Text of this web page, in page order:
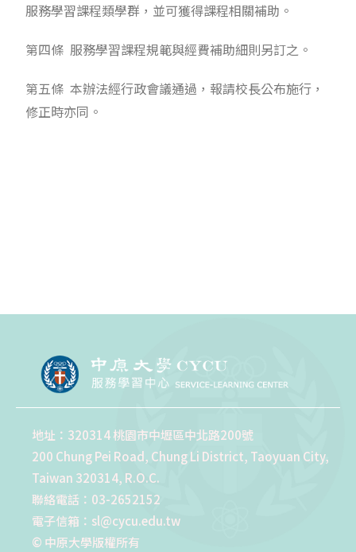
服務學習課程類學群，並可獲得課程相關補助。
第四條 服務學習課程規範與經費補助細則另訂之。
第五條 本辦法經行政會議通過，報請校長公布施行，
修正時亦同。
地址：320314 桃園市中壢區中北路200號
200 Chung Pei Road, Chung Li District, Taoyuan City,
Taiwan 320314, R.O.C.
聯絡電話：03-2652152
電子信箱：sl@cycu.edu.tw
© 中原大學版權所有